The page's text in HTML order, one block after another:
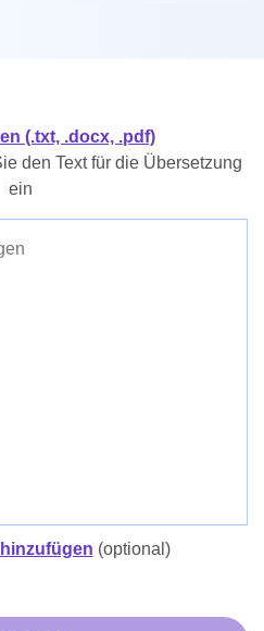
(.txt, .docx, .pdf)
den Text für die Übersetzung
ein
(optional )